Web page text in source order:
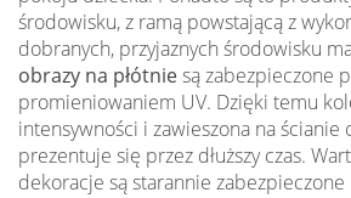
środowisku, z ramą powstającą z
dobranych, przyjaznych środowisku
obrazy na płótniesą zabezpieczone
promieniowaniem UV. Dzięki temu
intensywności i zawieszona na
prezentuje się przez dłuższy czas.
dekoracje są starannie